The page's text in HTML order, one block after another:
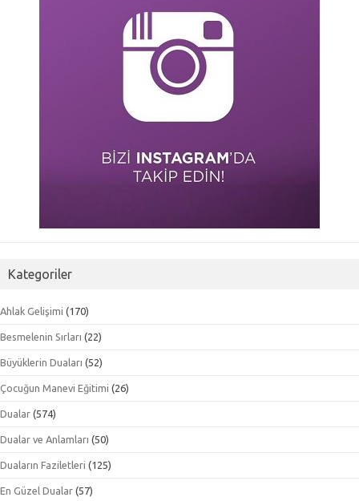
Kategoriler
Ahlak Gelişimi (170)
Besmelenin Sırları (22)
Büyüklerin Duaları (52)
Çocuğun Manevi Eğitimi (26)
Dualar (574)
Dualar ve Anlamları (50)
Duaların Faziletleri (125)
En Güzel Dualar (57)